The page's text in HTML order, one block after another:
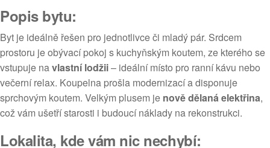
Popis bytu:
Byt je ideálně řešen pro jednotlivce či mladý pár. Srdcem
prostoru je obývací pokoj s kuchyňským koutem, ze kterého se
vstupuje navlastní lodžii– ideální místo pro ranní kávu nebo
večerní relax. Koupelna prošla modernizací a disponuje
sprchovým koutem. Velkým plusem je nově dělaná elektřina,
což vám ušetří starosti i budoucí náklady na rekonstrukci.
Lokalita, kde vám nic nechybí: